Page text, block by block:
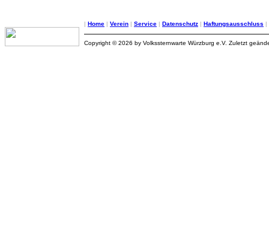
| Home | Verein | Service | Datenschutz | Haftungsausschluss |
Copyright © 2026 by Volkssternwarte Würzburg e.V. Zuletzt